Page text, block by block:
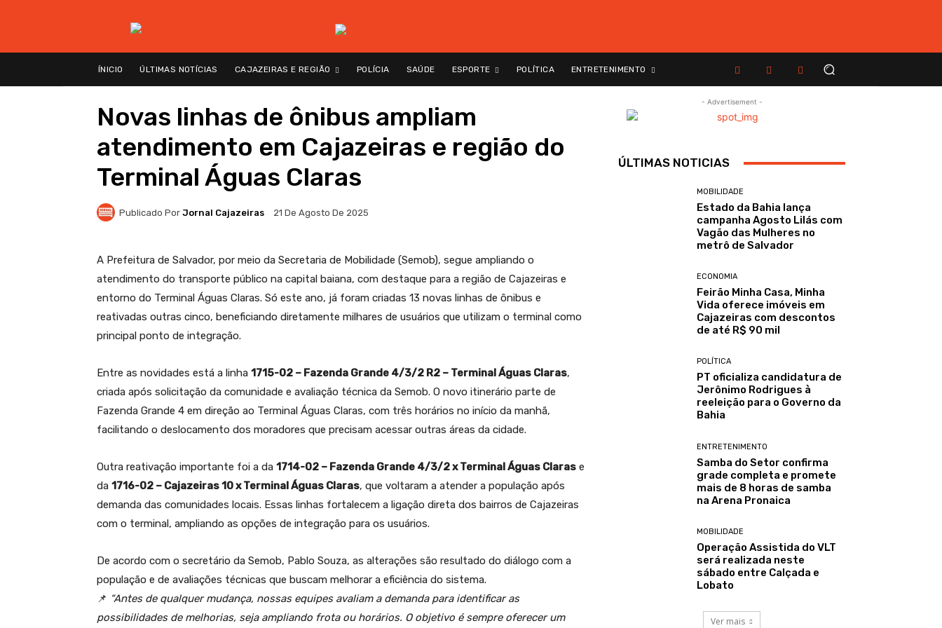
ÍNICIO ÚLTIMAS NOTÍCIAS CAJAZEIRAS E REGIÃO POLÍCIA SAÚDE ESPORTE POLÍTICA ENTRETENIMENTO
Novas linhas de ônibus ampliam
atendimento em Cajazeiras e região do
Terminal Águas Claras
Publicado Por Jornal Cajazeiras 21 De Agosto De 2025
A Prefeitura de Salvador, por meio da Secretaria de Mobilidade (Semob), segue ampliando o
atendimento do transporte público na capital baiana, com destaque para a região de Cajazeiras e
entorno do Terminal Águas Claras. Só este ano, já foram criadas 13 novas linhas de ônibus e
reativadas outras cinco, beneficiando diretamente milhares de usuários que utilizam o terminal como
principal ponto de integração.
Entre as novidades está a linha 1715-02 – Fazenda Grande 4/3/2 R2 – Terminal Águas Claras,
criada após solicitação da comunidade e avaliação técnica da Semob. O novo itinerário parte de
Fazenda Grande 4 em direção ao Terminal Águas Claras, com três horários no início da manhã,
facilitando o deslocamento dos moradores que precisam acessar outras áreas da cidade.
Outra reativação importante foi a da 1714-02 – Fazenda Grande 4/3/2 x Terminal Águas Claras e
da 1716-02 – Cajazeiras 10 x Terminal Águas Claras, que voltaram a atender a população após
demanda das comunidades locais. Essas linhas fortalecem a ligação direta dos bairros de Cajazeiras
com o terminal, ampliando as opções de integração para os usuários.
De acordo com o secretário da Semob, Pablo Souza, as alterações são resultado do diálogo com a
população e de avaliações técnicas que buscam melhorar a eficiência do sistema.
📌 “Antes de qualquer mudança, nossas equipes avaliam a demanda para identificar as
possibilidades de melhorias, seja ampliando frota ou horários. O objetivo é sempre oferecer um
- Advertisement -
ÚLTIMAS NOTICIAS
MOBILIDADE
Estado da Bahia lança
campanha Agosto Lilás com
Vagão das Mulheres no
metrô de Salvador
ECONOMIA
Feirão Minha Casa, Minha
Vida oferece imóveis em
Cajazeiras com descontos
de até R$ 90 mil
POLÍTICA
PT oficializa candidatura de
Jerônimo Rodrigues à
reeleição para o Governo da
Bahia
ENTRETENIMENTO
Samba do Setor confirma
grade completa e promete
mais de 8 horas de samba
na Arena Pronaica
MOBILIDADE
Operação Assistida do VLT
será realizada neste
sábado entre Calçada e
Lobato
Ver mais